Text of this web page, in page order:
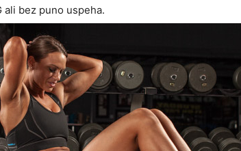
ali bez puno uspeha.